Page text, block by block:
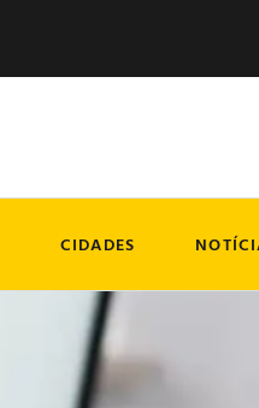
CIDADES